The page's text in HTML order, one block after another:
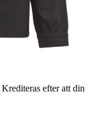
Krediteras efter att din